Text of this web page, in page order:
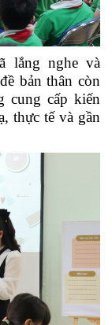
lắng nghe và
bản thân còn
cung cấp kiến
thực tế và gần